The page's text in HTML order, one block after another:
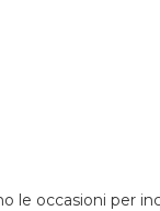
le occasioni per